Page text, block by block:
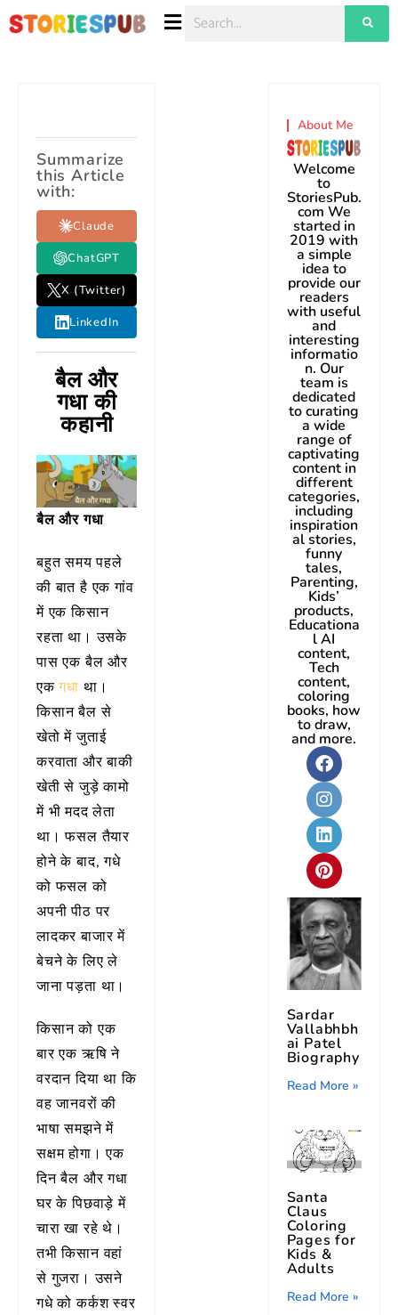
Summarize
this Article
with:
Claude
ChatGPT
X (Twitter)
LinkedIn
बैल और
गधाकी
कहानी
बैल और गधा
बहुत समय पहले
की बात है एक गांव
में एक किसान
रहता था। उसके
पास एक बैल और
एकगधा था।
किसान बैल से
खेतो में जुताई
करवाता और बाकी
खेती से जुड़े कामो
में भी मदद लेता
था। फसल तैयार
होने के बाद, गधे
को फसल को
अपनी पीठ पर
लादकर बाजार में
बेचने के लिए ले
जाना पड़ता था।
किसान को एक
बार एक ऋषि ने
वरदान दिया था कि
वह जानवरों की
भाषा समझने में
सक्षम होगा। एक
दिन बैल और गधा
घर के पिछवाड़े में
चारा खा रहे थे।
तभी किसान वहां
से गुजरा। उसने
गधे को कर्कश स्वर
About Me
Welcome
to
StoriesPub.
com We
started in
2019 with
a simple
idea to
provide our
readers
with useful
and
interesting
informatio
n. Our
team is
dedicated
to curating
a wide
range of
captivating
content in
different
categories,
including
inspiration
al stories,
funny
tales,
Parenting,
Kids’
products,
Educationa
l AI
content,
Tech
content,
coloring
books, how
to draw,
and more.
Sardar
Vallabhbh
ai Patel
Biography
Read More »
Santa
Claus
Coloring
Pages for
Kids &
Adults
Read More »